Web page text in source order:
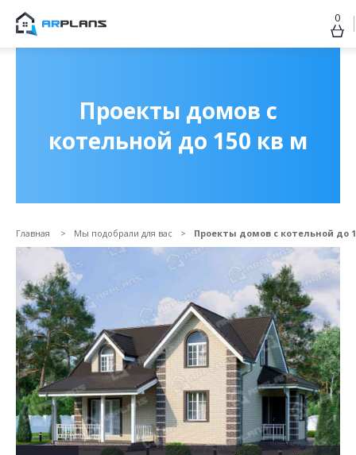
0
Проекты домов с
котельной до 150 кв м
Главная Мы подобрали для вас Проекты домов с котельной до
Прикрепить файл
Согласен на обработку персональных данных
This site is protected by reCAPTCHA and the Google Privacy Policy andTerms of Service
ОТПРАВИТЬ
Продолжить покупки